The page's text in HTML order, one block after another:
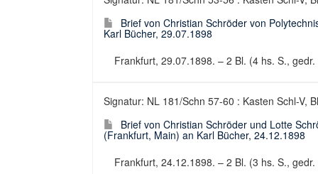
Brief von Christian Schröder von
Karl Bücher, 29.07.1898
Frankfurt, 29.07.1898. – 2 Bl. (4 hs. S.,
Signatur: NL 181/Schn 57-60 : Kasten Schl-V,
Brief von Christian Schröder und Lotte
(Frankfurt, Main) an Karl Bücher, 24.12.1898
Frankfurt, 24.12.1898. – 2 Bl. (3 hs. S.,